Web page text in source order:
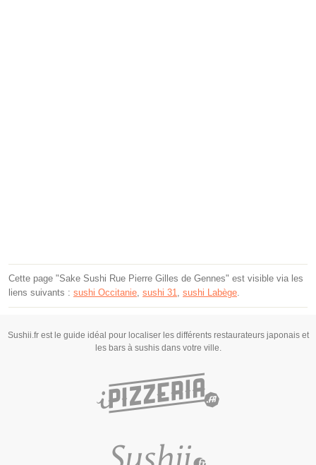
Cette page "Sake Sushi Rue Pierre Gilles de Gennes" est visible via les
liens suivants : sushi Occitanie, sushi 31, sushi Labège.
Sushii.fr est le guide idéal pour localiser les différents restaurateurs japonais et
les bars à sushis dans votre ville.